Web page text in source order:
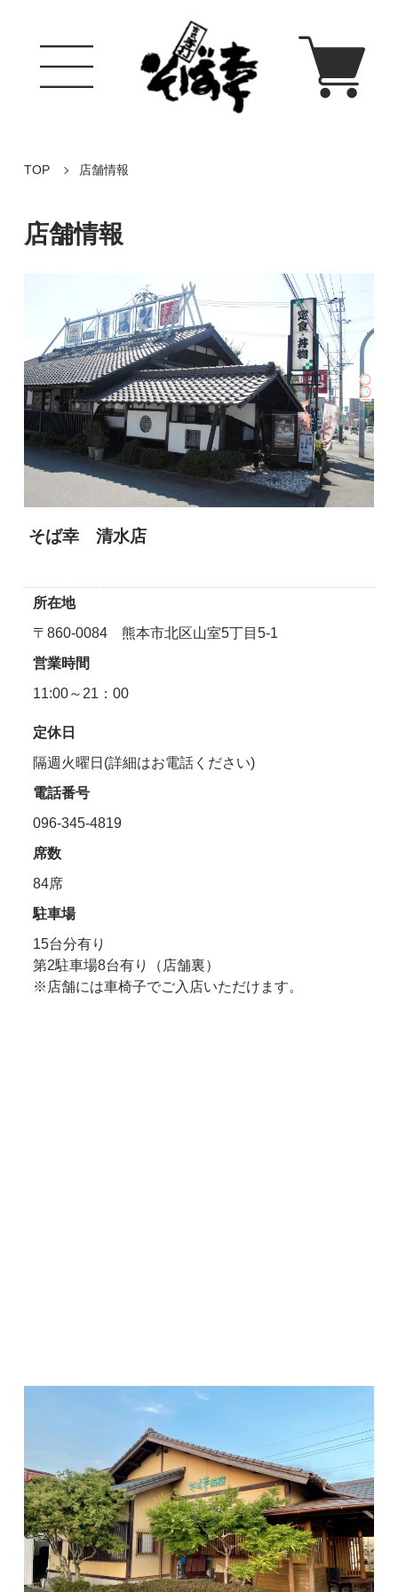
TOP 店舗情報
店舗情報
そば幸 清水店
所在地
〒860-0084 熊本市北区山室5丁目5-1
営業時間
11:00～21：00
定休日
隔週火曜日(詳細はお電話ください)
電話番号
096-345-4819
席数
84席
駐車場
15台分有り
第2駐車場8台有り（店舗裏）
※店舗には車椅子でご入店いただけます。